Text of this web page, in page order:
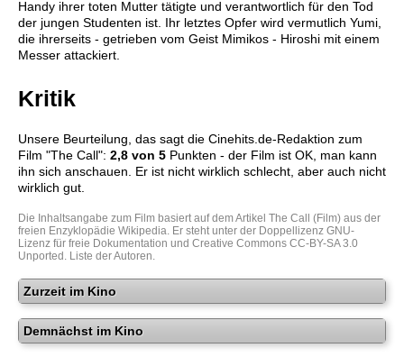
Handy ihrer toten Mutter tätigte und verantwortlich für den Tod
der jungen Studenten ist. Ihr letztes Opfer wird vermutlich Yumi,
die ihrerseits - getrieben vom Geist Mimikos - Hiroshi mit einem
Messer attackiert.
Kritik
Unsere Beurteilung, das sagt die Cinehits.de-Redaktion zum
Film "The Call": 2,8 von 5 Punkten - der Film ist OK, man kann
ihn sich anschauen. Er ist nicht wirklich schlecht, aber auch nicht
wirklich gut.
Die Inhaltsangabe zum Film basiert auf dem Artikel The Call (Film) aus der
freien Enzyklopädie Wikipedia . Er steht unter der Doppellizenz GNU-
Lizenz für freie Dokumentation und Creative Commons CC-BY-SA 3.0
Unported Liste der Autoren
Zurzeit im Kino
Demnächst im Kino